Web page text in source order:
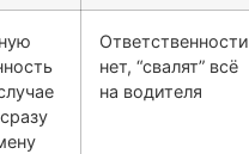
Ответственности
нет, “свалят” всё
на водителя